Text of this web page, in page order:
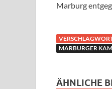
Marburg
MARBURGER
ÄHNLICHE